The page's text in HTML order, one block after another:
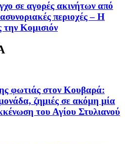
σε αγορές ακινήτων από
περιοχές – Η
Κομισιόν
φωτιάς στον Κουβαρά:
ζημιές σε ακόμη μία
του Αγίου Στυλιανού